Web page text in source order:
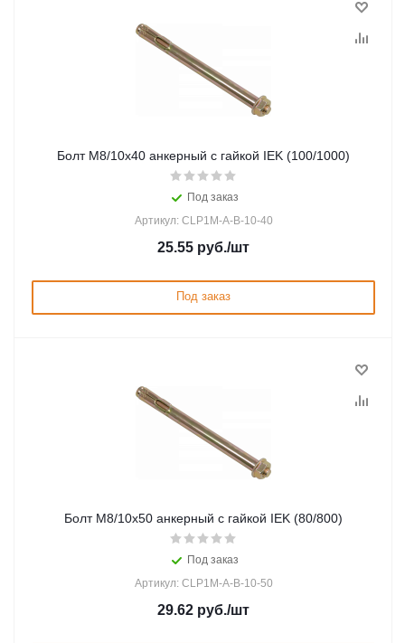
Болт М8/10х40 анкерный с гайкой IEK (100/1000)
Под заказ
Артикул: CLP1M-A-B-10-40
25.55 руб./шт
Под заказ
Болт М8/10х50 анкерный с гайкой IEK (80/800)
Под заказ
Артикул: CLP1M-A-B-10-50
29.62 руб./шт